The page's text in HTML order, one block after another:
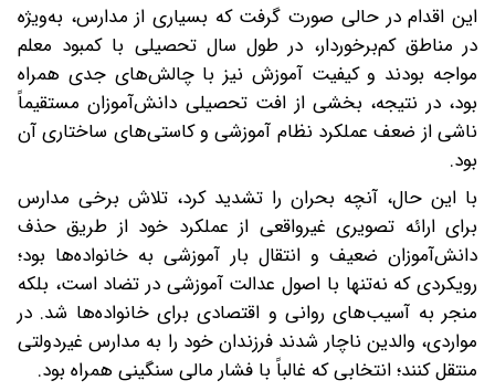
این اقدام در حالی صورت گرفت که بسیاری از مدارس، به‌ویژه
در مناطق کم‌برخوردار، در طول سال تحصیلی با کمبود معلم
مواجه بودند و کیفیت آموزش نیز با چالش‌های جدی همراه
بود، در نتیجه، بخشی از افت تحصیلی دانش‌آموزان مستقیماً
ناشی از ضعف عملکرد نظام آموزشی و کاستی‌های ساختاری آن
بود.
با این حال، آنچه بحران را تشدید کرد، تلاش برخی مدارس
برای ارائه تصویری غیرواقعی از عملکرد خود از طریق حذف
دانش‌آموزان ضعیف و انتقال بار آموزشی به خانواده‌ها بود؛
رویکردی که نه‌تنها با اصول عدالت آموزشی در تضاد است، بلکه
منجر به آسیب‌های روانی و اقتصادی برای خانواده‌ها شد. در
مواردی، والدین ناچار شدند فرزندان خود را به مدارس غیردولتی
منتقل کنند؛ انتخابی که غالباً با فشار مالی سنگینی همراه بود.